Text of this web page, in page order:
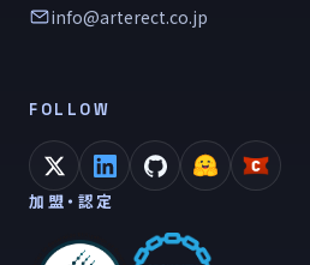
info@arterect.co.jp
FOLLOW
加盟・認定